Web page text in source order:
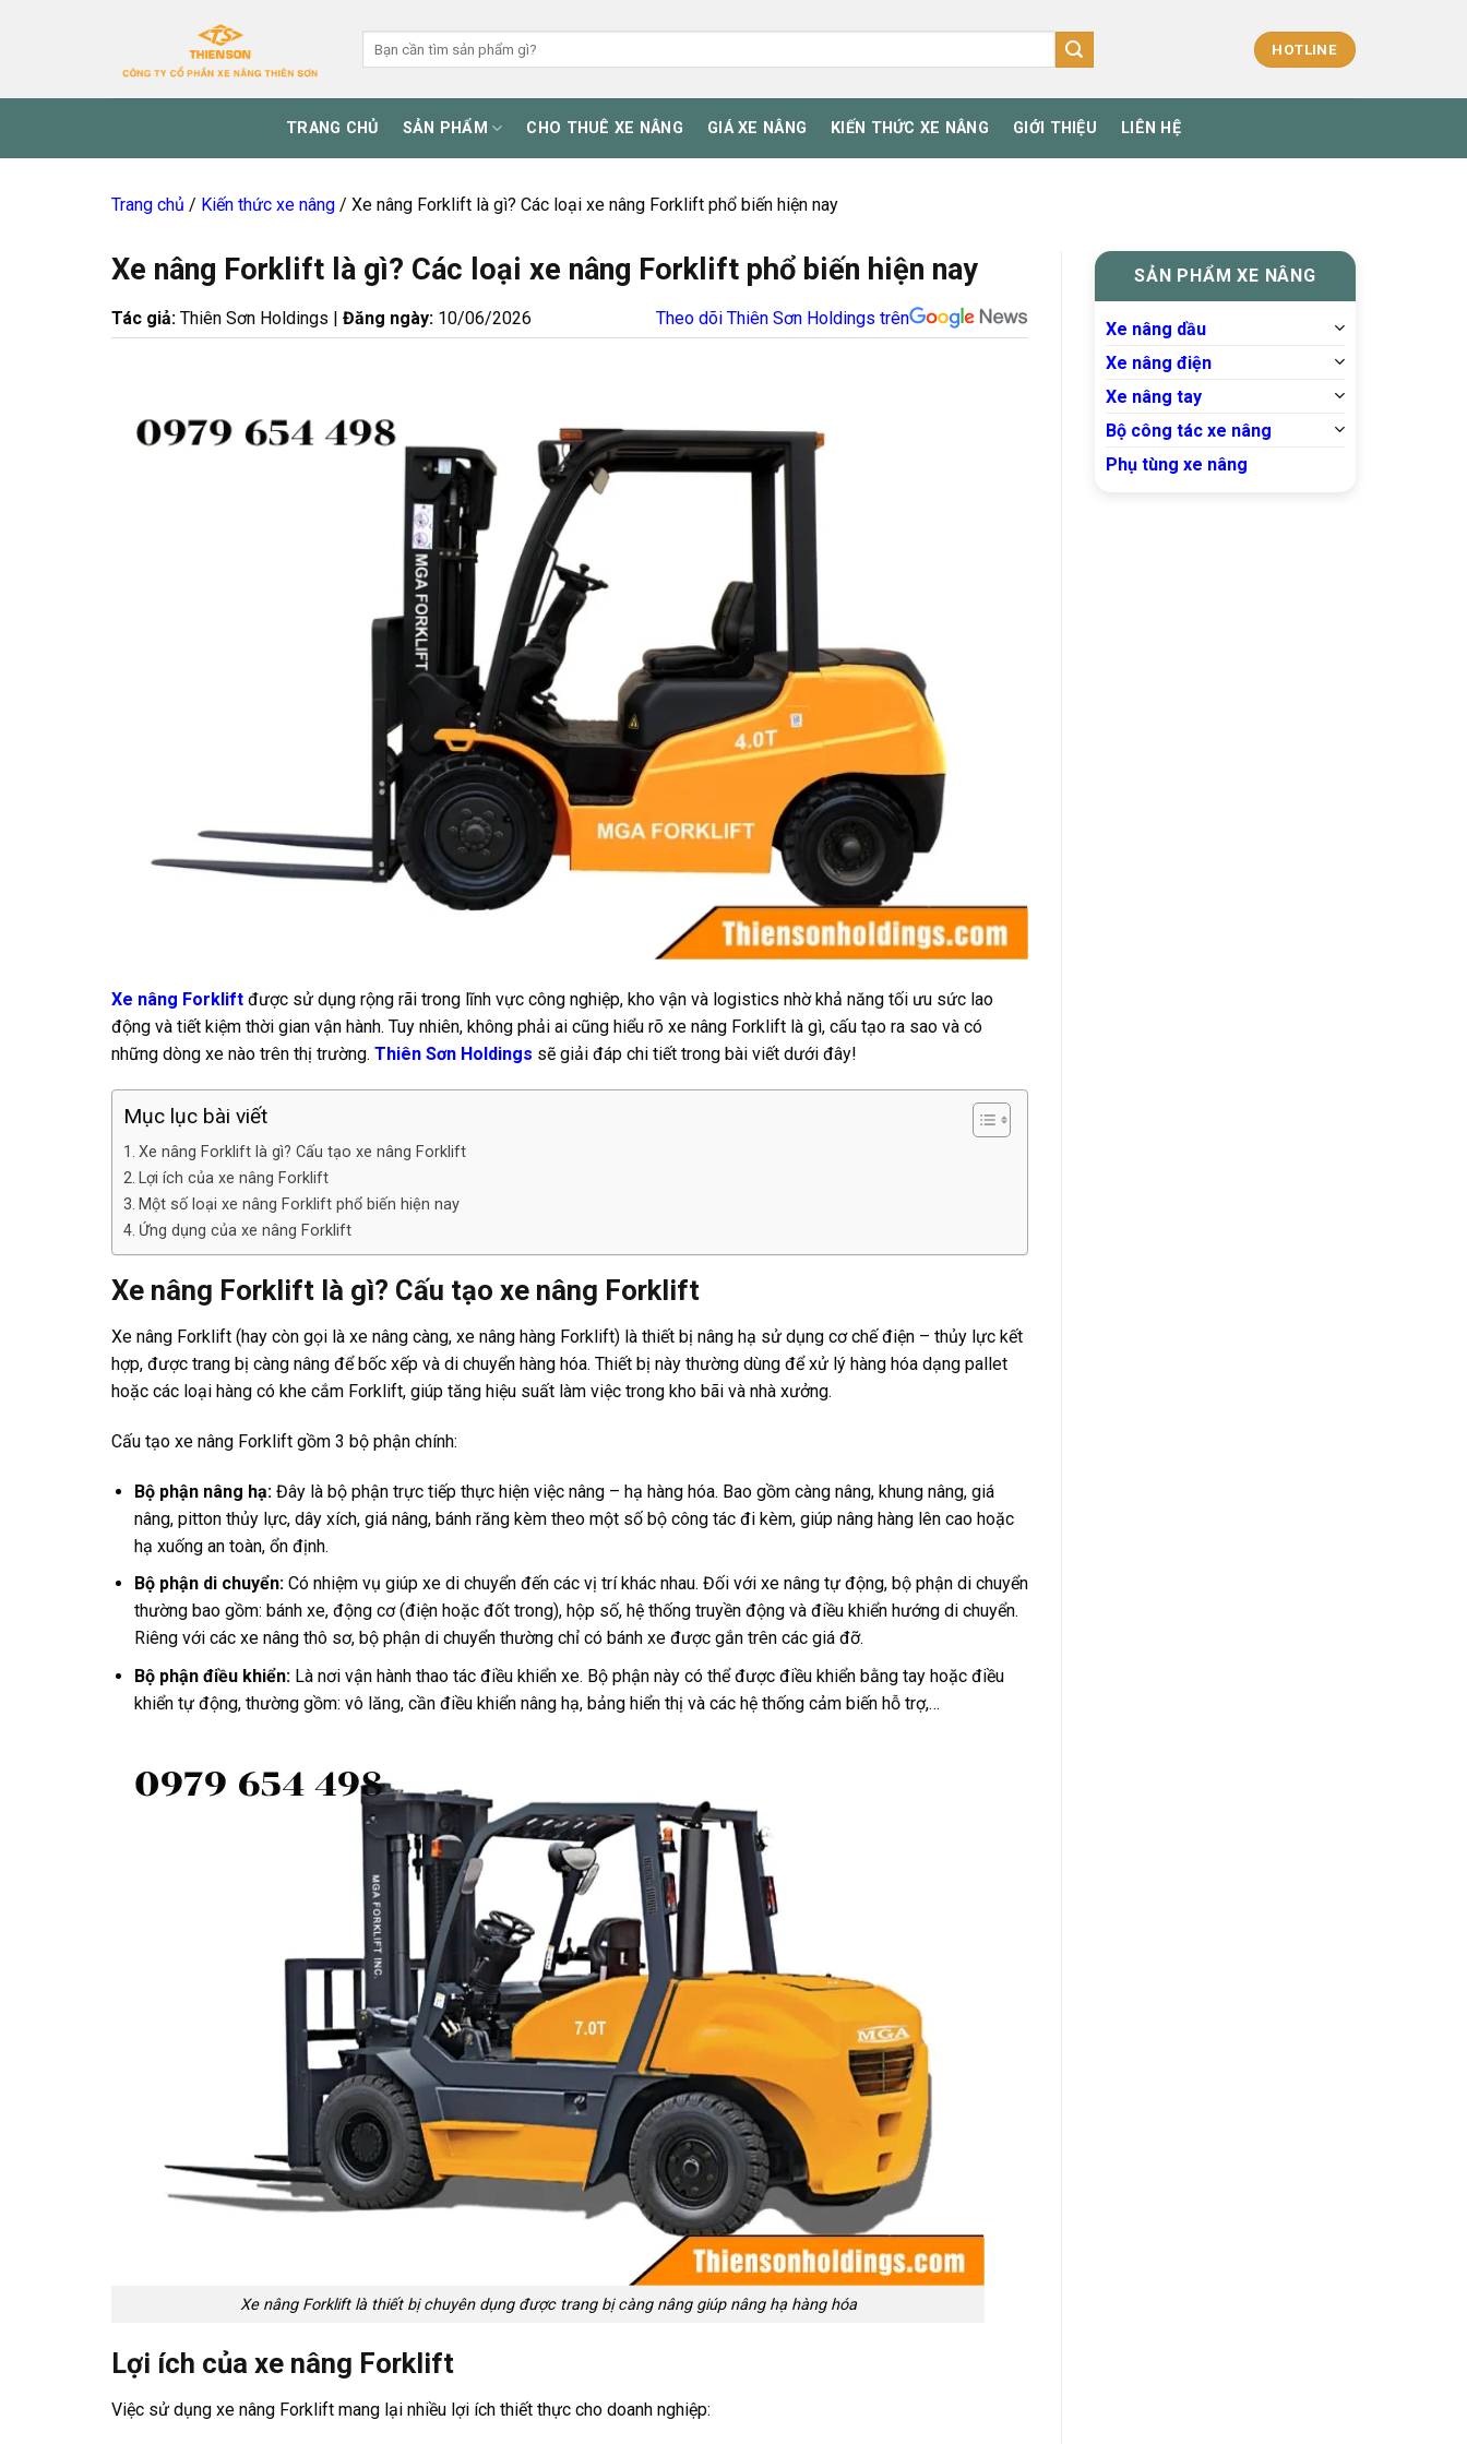
kiếm:
HOTLINE
TRANG CHỦ SẢN PHẨM CHO THUÊ XE NÂNG GIÁ XE NÂNG KIẾN THỨC XE NÂNG GIỚI THIỆU LIÊN HỆ
Trang chủ / Kiến thức xe nâng / Xe nâng Forklift là gì? Các loại xe nâng Forklift phổ biến hiện nay
Xe nâng Forklift là gì? Các loại xe nâng Forklift phổ biến hiện nay
Tác giả: Thiên Sơn Holdings | Đăng ngày: 10/06/2026 Theo dõi Thiên Sơn Holdings trên
Xe nâng Forklift được sử dụng rộng rãi trong lĩnh vực công nghiệp, kho vận và logistics nhờ khả năng tối ưu sức lao
động và tiết kiệm thời gian vận hành. Tuy nhiên, không phải ai cũng hiểu rõ xe nâng Forklift là gì, cấu tạo ra sao và có
những dòng xe nào trên thị trường. Thiên Sơn Holdings sẽ giải đáp chi tiết trong bài viết dưới đây!
Mục lục bài viết
Xe nâng Forklift là gì? Cấu tạo xe nâng Forklift
Lợi ích của xe nâng Forklift
Một số loại xe nâng Forklift phổ biến hiện nay
Ứng dụng của xe nâng Forklift
Xe nâng Forklift là gì? Cấu tạo xe nâng Forklift
Xe nâng Forklift (hay còn gọi là xe nâng càng, xe nâng hàng Forklift) là thiết bị nâng hạ sử dụng cơ chế điện – thủy lực kết
hợp, được trang bị càng nâng để bốc xếp và di chuyển hàng hóa. Thiết bị này thường dùng để xử lý hàng hóa dạng pallet
hoặc các loại hàng có khe cắm Forklift, giúp tăng hiệu suất làm việc trong kho bãi và nhà xưởng.
Cấu tạo xe nâng Forklift gồm 3 bộ phận chính:
Bộ phận nâng hạ:Đây là bộ phận trực tiếp thực hiện việc nâng – hạ hàng hóa. Bao gồm càng nâng, khung nâng, giá
nâng, pitton thủy lực, dây xích, giá nâng, bánh răng kèm theo một số bộ công tác đi kèm, giúp nâng hàng lên cao hoặc
hạ xuống an toàn, ổn định.
Bộ phận di chuyển:Có nhiệm vụ giúp xe di chuyển đến các vị trí khác nhau. Đối với xe nâng tự động, bộ phận di chuyển
thường bao gồm: bánh xe, động cơ (điện hoặc đốt trong), hộp số, hệ thống truyền động và điều khiển hướng di chuyển.
Riêng với các xe nâng thô sơ, bộ phận di chuyển thường chỉ có bánh xe được gắn trên các giá đỡ.
Bộ phận điều khiển:Là nơi vận hành thao tác điều khiển xe. Bộ phận này có thể được điều khiển bằng tay hoặc điều
khiển tự động, thường gồm: vô lăng, cần điều khiển nâng hạ, bảng hiển thị và các hệ thống cảm biến hỗ trợ,…
Xe nâng Forklift là thiết bị chuyên dụng được trang bị càng nâng giúp nâng hạ hàng hóa
Lợi ích của xe nâng Forklift
Việc sử dụng xe nâng Forklift mang lại nhiều lợi ích thiết thực cho doanh nghiệp:
SẢN PHẨM XE NÂNG
Xe nâng dầu
Xe nâng điện
Xe nâng tay
Bộ công tác xe nâng
Phụ tùng xe nâng